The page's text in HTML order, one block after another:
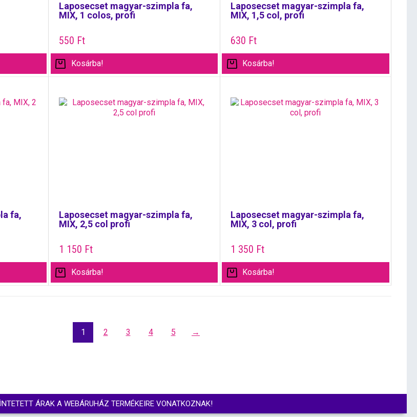
Laposecset magyar-szimpla fa,
MIX, 1 colos, profi
550 Ft
Kosárba!
Laposecset magyar-szimpla fa,
MIX, 1,5 col, profi
630 Ft
Kosárba!
fa,
Laposecset magyar-szimpla fa,
MIX, 2,5 col profi
1 150 Ft
Kosárba!
Laposecset magyar-szimpla fa,
MIX, 3 col, profi
1 350 Ft
Kosárba!
1 2 3 4 5 →
ÁRAK A WEBÁRUHÁZ TERMÉKEIRE VONATKOZNAK!